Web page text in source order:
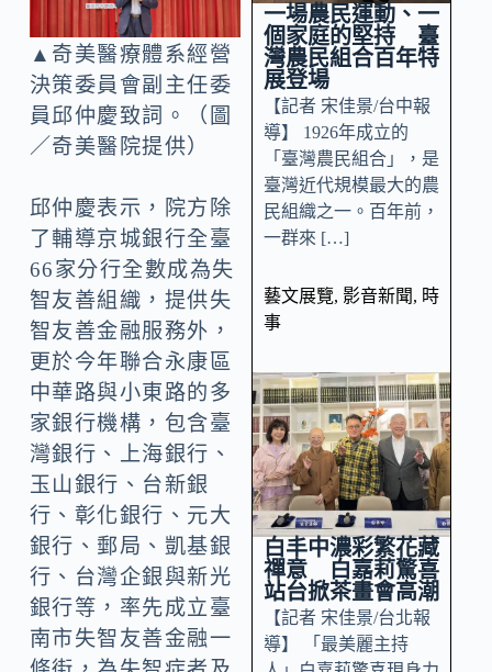
▲奇美醫療體系經營
決策委員會副主任委
員邱仲慶致詞。（圖
／奇美醫院提供）
邱仲慶表示，院方除
了輔導京城銀行全臺
66家分行全數成為失
智友善組織，提供失
智友善金融服務外，
更於今年聯合永康區
中華路與小東路的多
家銀行機構，包含臺
灣銀行、上海銀行、
玉山銀行、台新銀
行、彰化銀行、元大
銀行、郵局、凱基銀
行、台灣企銀與新光
銀行等，率先成立臺
南市失智友善金融一
一場農民運動、一
個家庭的堅持 臺
灣農民組合百年特
展登場
【記者 宋佳景/台中報
導】 1926年成立的
「臺灣農民組合」，是
臺灣近代規模最大的農
民組織之一。百年前，
一群來 […]
藝文展覽, 影音新聞, 時
事
白丰中濃彩繁花藏
禪意 白嘉莉驚喜
站台掀茶畫會高潮
【記者 宋佳景/台北報
導】 「最美麗主持